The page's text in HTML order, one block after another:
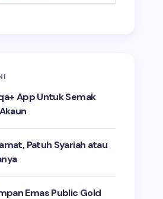
App Untuk Semak
Patuh Syariah atau
Emas Public Gold